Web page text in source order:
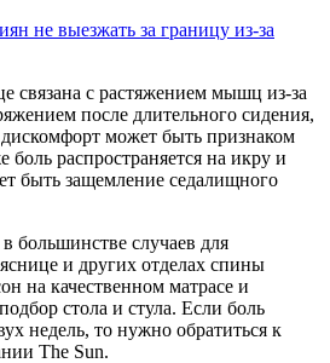
не выезжать за границу из-за
связана с растяжением мышц из-за
после длительного сидения,
может быть признаком
распространяется на икру и
быть защемление седалищного
большинстве случаев для
и других отделах спины
на качественном матрасе и
стола и стула. Если боль
недель, то нужно обратиться к
The Sun.